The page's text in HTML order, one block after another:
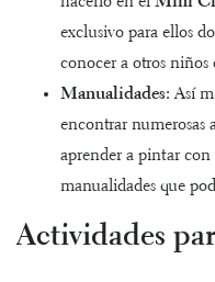
exclusivo para ellos
conocer a otros niños
Manualidades:Así
encontrar numerosas
aprender a pintar con
manualidades que
Actividades